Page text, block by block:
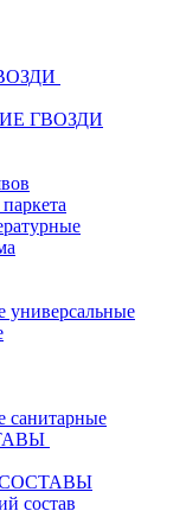
ГВОЗДИ
универсальные
санитарные
состав